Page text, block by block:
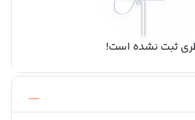
ثبت نشده است!